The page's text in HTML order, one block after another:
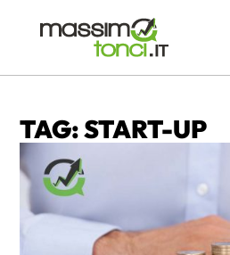
TAG: START-UP